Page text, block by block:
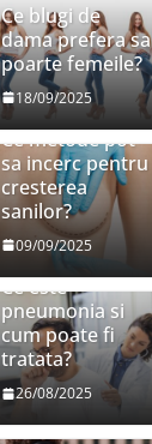
Ce blugi de
dama prefera sa
poarte femeile?
18/09/2025
Ce metode pot
sa incerc pentru
cresterea
sanilor?
09/09/2025
Ce este
pneumonia si
cum poate fi
tratata?
26/08/2025